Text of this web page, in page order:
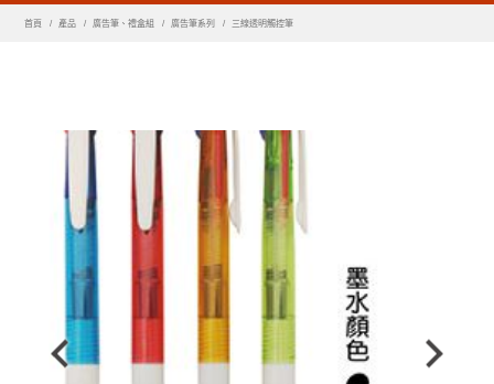
首頁 產品 廣告筆、禮盒組 廣告筆系列 三線透明觸控筆